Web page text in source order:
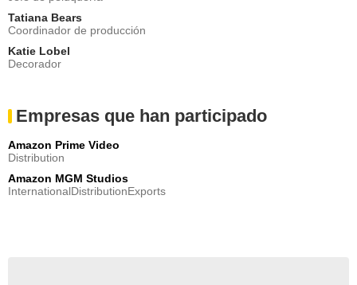
Tatiana Bears
Coordinador de producción
Katie Lobel
Decorador
Empresas que han participado
Amazon Prime Video
Distribution
Amazon MGM Studios
InternationalDistributionExports